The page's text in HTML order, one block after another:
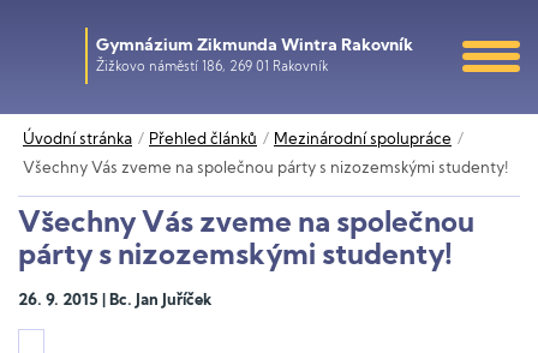
Gymnázium Zikmunda Wintra Rakovník
Žižkovo náměstí 186, 269 01 Rakovník
Úvodní stránka Přehled článků
Mezinárodní spolupráce
Všechny Vás zveme na společnou párty s nizozemskými studenty!
Všechny Vás zveme na společnou
párty s nizozemskými studenty!
26. 9. 2015 | Bc. Jan Juříček